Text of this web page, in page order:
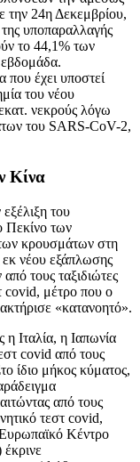
24η Δεκεμβρίου,
υποπαραλλαγής
το 44,1% των
έχει υποστεί
του νέου
νεκρούς λόγω
του SARS-CoV-2,
Κίνα
του
Πεκίνο των
κρουσμάτων στη
νέου εξάπλωσης
τους ταξιδιώτες
covid, μέτρο που ο
«κατανοητό».
Ιταλία, η Ιαπωνία
covid από τους
ίδιο μήκος κύματος,
από τους
τεστ covid,
Ευρωπαϊκό Κέντρο